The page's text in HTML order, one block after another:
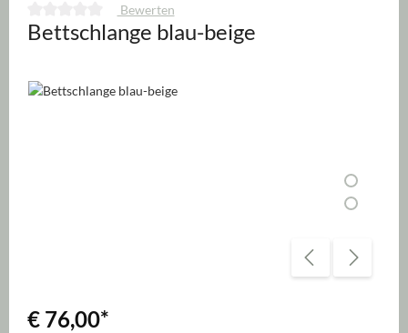
Durchschnittliche Bewertung von 0 von 5 Sternen
Bewerten
Bettschlange blau-beige
Bildergalerie überspringen
€ 76,00*